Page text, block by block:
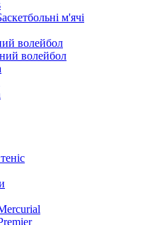
м'ячі
волейбол
волейбол